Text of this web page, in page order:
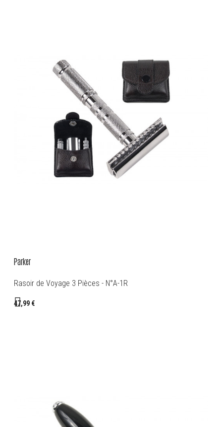
Parker
Rasoir de Voyage 3 Pièces - N°A-1R
47,99 €